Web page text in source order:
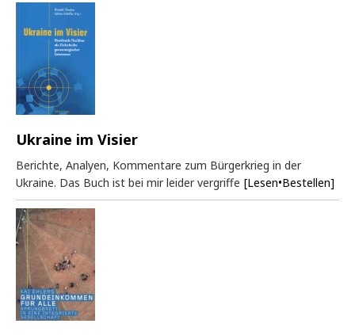
Ukraine im Visier
Berichte, Analyen, Kommentare zum Bürgerkrieg in der
Ukraine. Das Buch ist bei mir leider vergriffe [Lesen•Bestellen]